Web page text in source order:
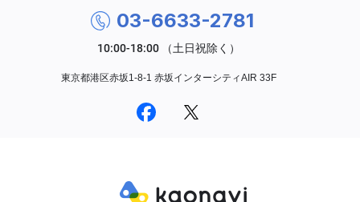
03-6633-2781
東京都港区赤坂1-8-1 赤坂インターシティAIR 33F